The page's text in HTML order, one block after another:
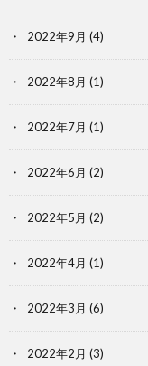
2022年9月 (4)
2022年8月 (1)
2022年7月 (1)
2022年6月 (2)
2022年5月 (2)
2022年4月 (1)
2022年3月 (6)
2022年2月 (3)